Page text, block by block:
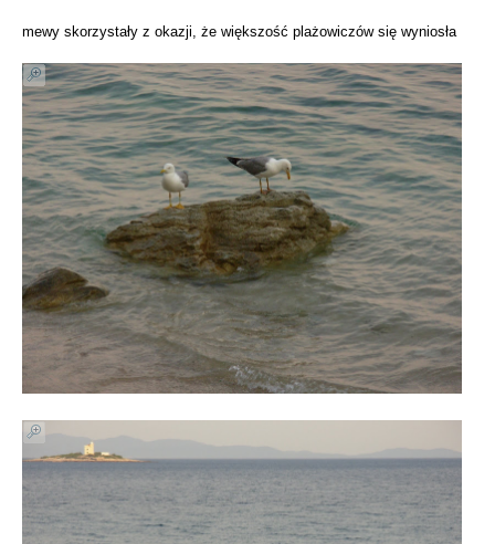
mewy skorzystały z okazji, że większość plażowiczów się wyniosła